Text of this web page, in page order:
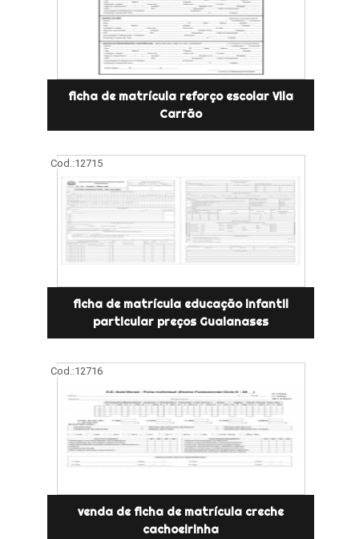
ficha de matrícula reforço escolar Vila
Carrão
Cod.:12715
ficha de matrícula educação infantil
particular preços Guaianases
Cod.:12716
venda de ficha de matrícula creche
cachoeirinha